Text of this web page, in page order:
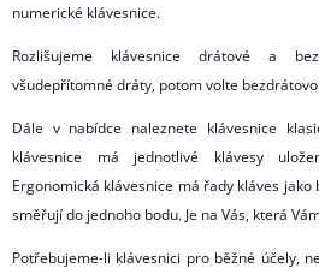
numerické klávesnice.
Rozlišujeme klávesnice drátové a
všudepřítomné dráty, potom volte
Dále v nabídce naleznete klávesnice
klávesnice má jednotlivé klávesy
Ergonomická klávesnice má řady kláves
směřují do jednoho bodu. Je na Vás, která
Potřebujeme-li klávesnici pro běžné účely,